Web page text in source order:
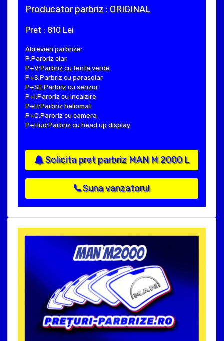
Producator parbriz : ORIGINAL
Pret : 810 Lei
Abrevieri parbrize:
P:Parbriz clar
P+V:Parbriz cu tenta verde
P+S:Parbriz cu parasolar
P+SE:Parbriz cu senzor
P+I:Parbriz cu incalzire
P+H:Parbriz heliomat
P+C:Parbriz cu camera
P+Hud:Parbriz cu head up display
Solicita pret parbriz MAN M 2000 L
Suna vanzatorul